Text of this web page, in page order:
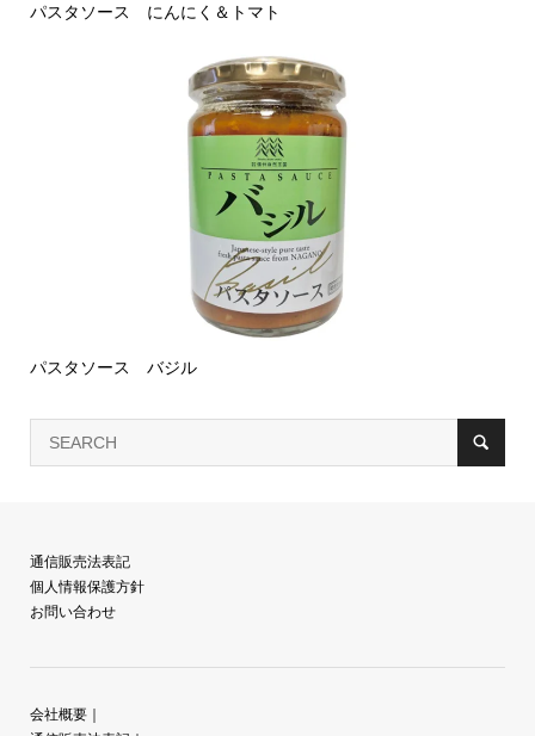
パスタソース にんにく＆トマト
パスタソース バジル
通信販売法表記
個人情報保護方針
お問い合わせ
会社概要｜